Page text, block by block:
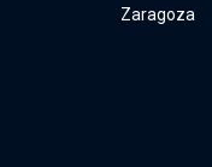
Zaragoza